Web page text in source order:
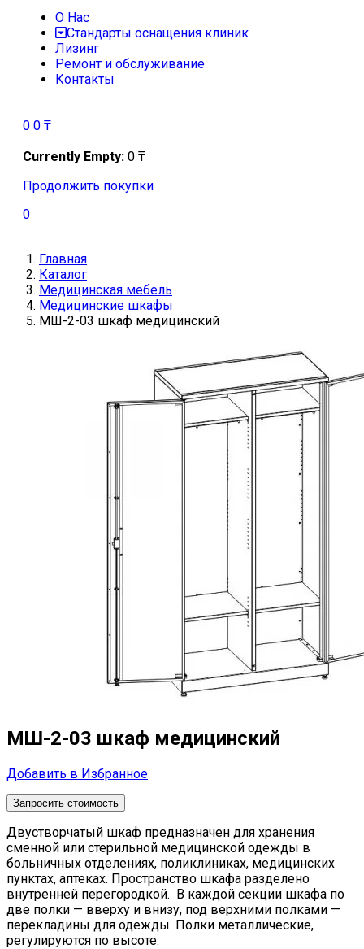
О Нас
Стандарты оснащения клиник
Лизинг
Ремонт и обслуживание
Контакты
0 0 ₸
Currently Empty: 0 ₸
Продолжить покупки
0
Главная
Каталог
Медицинская мебель
Медицинские шкафы
МШ-2-03 шкаф медицинский
МШ-2-03 шкаф медицинский
Добавить в Избранное
Запросить стоимость
Двустворчатый шкаф предназначен для хранения
сменной или стерильной медицинской одежды в
больничных отделениях, поликлиниках, медицинских
пунктах, аптеках. Пространство шкафа разделено
внутренней перегородкой. В каждой секции шкафа по
две полки — вверху и внизу, под верхними полками —
перекладины для одежды. Полки металлические,
регулируются по высоте.